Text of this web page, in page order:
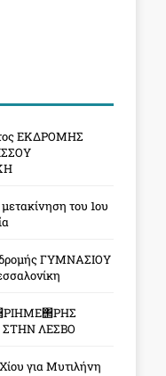
ΕΚΔΡΟΜΗΣ
του 1ου
ΓΥΜΝΑΣΙΟΥ
ΛΕΣΒΟ
για Μυτιλήνη